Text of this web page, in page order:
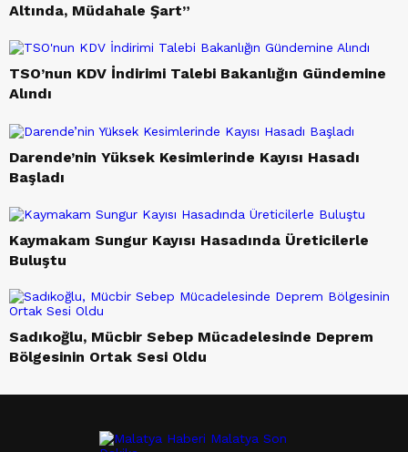
Altında, Müdahale Şart”
TSO’nun KDV İndirimi Talebi Bakanlığın Gündemine
Alındı
Darende’nin Yüksek Kesimlerinde Kayısı Hasadı
Başladı
Kaymakam Sungur Kayısı Hasadında Üreticilerle
Buluştu
Sadıkoğlu, Mücbir Sebep Mücadelesinde Deprem
Bölgesinin Ortak Sesi Oldu